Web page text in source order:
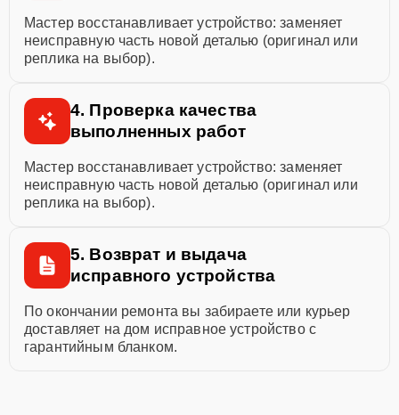
Мастер восстанавливает устройство: заменяет
неисправную часть новой деталью (оригинал или
реплика на выбор).
4. Проверка качества
выполненных работ
Мастер восстанавливает устройство: заменяет
неисправную часть новой деталью (оригинал или
реплика на выбор).
5. Возврат и выдача
исправного устройства
По окончании ремонта вы забираете или курьер
доставляет на дом исправное устройство с
гарантийным бланком.